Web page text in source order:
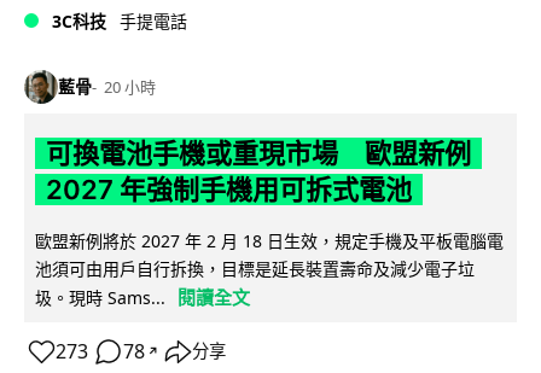
3C科技 手提電話
藍骨 20 小時
可換電池手機或重現市場 歐盟新例
2027 年強制手機用可拆式電池
歐盟新例將於 2027 年 2 月 18 日生效，規定手機及平板電腦電
池須可由用戶自行拆換，目標是延長裝置壽命及減少電子垃
圾。現時 Sams...
閱讀全文
273 78 ↗ 分享